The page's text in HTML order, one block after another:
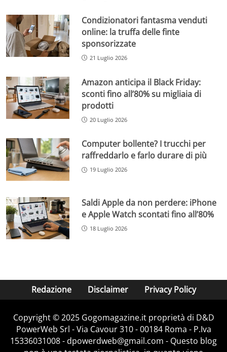
Condizionatori fantasma venduti
online: la truffa delle finte
sponsorizzate
21 Luglio 2026
Amazon anticipa il Black Friday:
sconti fino all’80% su migliaia di
prodotti
20 Luglio 2026
Computer bollente? I trucchi per
raffreddarlo e farlo durare di più
19 Luglio 2026
Saldi Apple da non perdere: iPhone
e Apple Watch scontati fino all’80%
18 Luglio 2026
Redazione Disclaimer Privacy Policy
Copyright © 2025 Gogomagazine.it proprietà di D&D
PowerWeb Srl - Via Cavour 310 - 00184 Roma - P.Iva
15336031008 - dpowerdweb@gmail.com - Questo blog